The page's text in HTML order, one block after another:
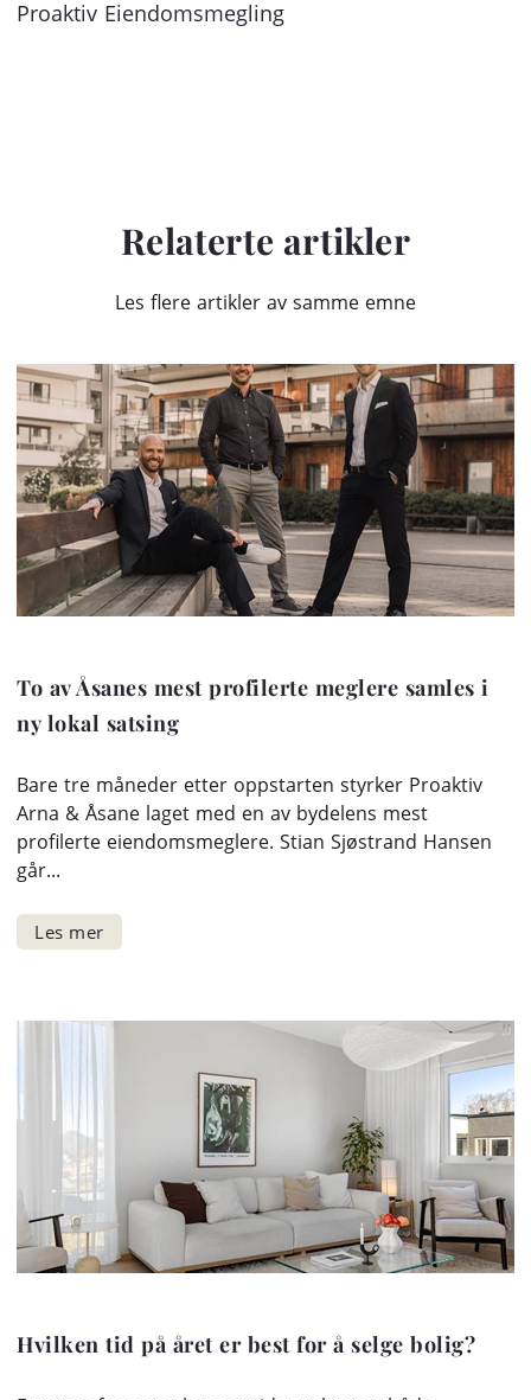
Proaktiv Eiendomsmegling
Relaterte artikler
Les flere artikler av samme emne
To av Åsanes mest profilerte meglere samles i
ny lokal satsing
Bare tre måneder etter oppstarten styrker Proaktiv
Arna & Åsane laget med en av bydelens mest
profilerte eiendomsmeglere. Stian Sjøstrand Hansen
går...
Hvilken tid på året er best for å selge bolig?